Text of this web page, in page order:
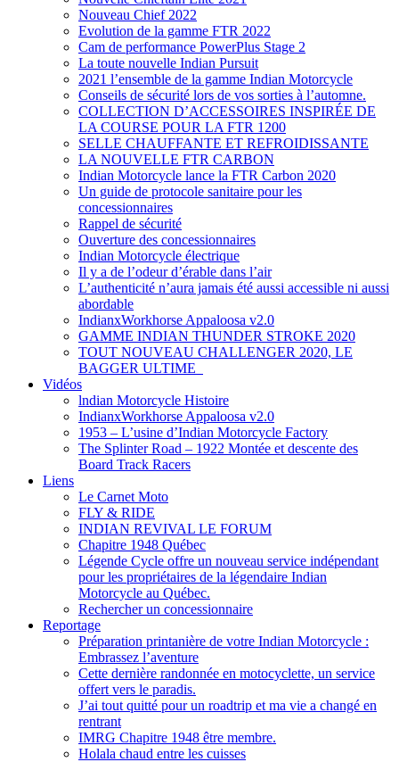
Nouveau Chief 2022
Evolution de la gamme FTR 2022
Cam de performance PowerPlus Stage 2
La toute nouvelle Indian Pursuit
2021 l’ensemble de la gamme Indian Motorcycle
Conseils de sécurité lors de vos sorties à l’automne.
COLLECTION D’ACCESSOIRES INSPIRÉE DE
LA COURSE POUR LA FTR 1200
SELLE CHAUFFANTE ET REFROIDISSANTE
LA NOUVELLE FTR CARBON
Indian Motorcycle lance la FTR Carbon 2020
Un guide de protocole sanitaire pour les
concessionnaires
Rappel de sécurité
Ouverture des concessionnaires
Indian Motorcycle électrique
Il y a de l’odeur d’érable dans l’air
L’authenticité n’aura jamais été aussi accessible ni aussi
abordable
IndianxWorkhorse Appaloosa v2.0
GAMME INDIAN THUNDER STROKE 2020
TOUT NOUVEAU CHALLENGER 2020, LE
BAGGER ULTIME
Vidéos
lndian Motorcycle Histoire
IndianxWorkhorse Appaloosa v2.0
1953 – L’usine d’Indian Motorcycle Factory
The Splinter Road – 1922 Montée et descente des
Board Track Racers
Liens
Le Carnet Moto
FLY & RIDE
INDIAN REVIVAL LE FORUM
Chapitre 1948 Québec
Légende Cycle offre un nouveau service indépendant
pour les propriétaires de la légendaire Indian
Motorcycle au Québec.
Rechercher un concessionnaire
Reportage
Préparation printanière de votre Indian Motorcycle :
Embrassez l’aventure
Cette dernière randonnée en motocyclette, un service
offert vers le paradis.
J’ai tout quitté pour un roadtrip et ma vie a changé en
rentrant
IMRG Chapitre 1948 être membre.
Holala chaud entre les cuisses